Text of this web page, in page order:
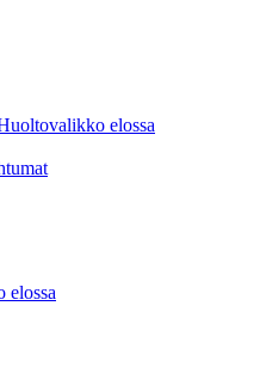
elossa
elossa